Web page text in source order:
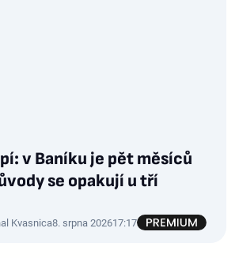
v Baníku je pět měsíců
se opakují u tří
Kvasnica8. srpna 202617:17